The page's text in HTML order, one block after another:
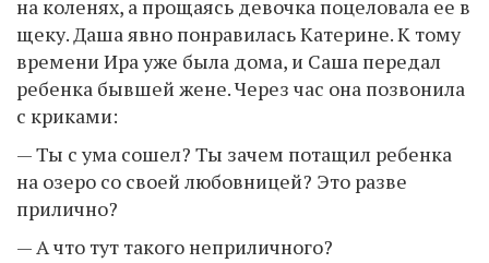
на коленях, а прощаясь девочка поцеловала ее в
щеку. Даша явно понравилась Катерине. К тому
времени Ира уже была дома, и Саша передал
ребенка бывшей жене. Через час она позвонила
с криками:
— Ты с ума сошел? Ты зачем потащил ребенка
на озеро со своей любовницей? Это разве
прилично?
— А что тут такого неприличного?